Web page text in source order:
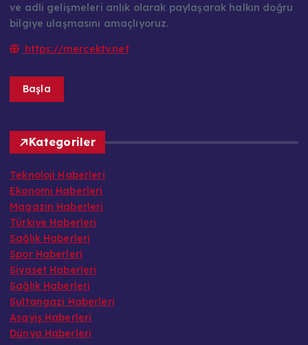
bilgiye ulaşmasını amaçlıyoruz.
https://mercektv.net
Ekonomi Haberleri
Magazin Haberleri
Türkiye Haberleri
Sağlık Haberleri
Spor Haberleri
Siyaset Haberleri
Sağlık Haberleri
Sultangazi Haberleri
Asayiş Haberleri
Dünya Haberleri